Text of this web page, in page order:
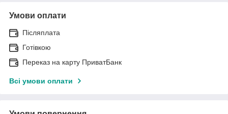
Умови оплати
Післяплата
Готівкою
Переказ на карту ПриватБанк
Всі умови оплати